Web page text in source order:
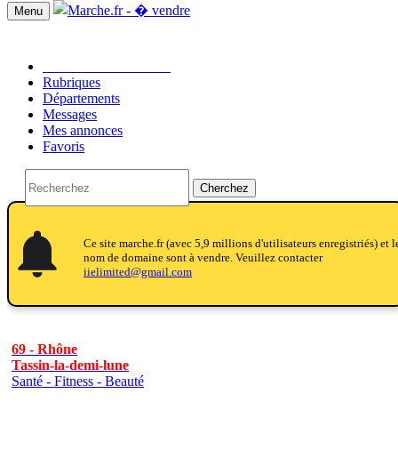
Menu
Rubriques
Départements
Messages
Mes annonces
Favoris
Cherchez
notifications
notifications
Ce site marche.fr (avec 5,9 millions d'utilisateurs enregistriés) et
nom de domaine sont à vendre. Veuillez contacter
iielimited@gmail.com
69 - Rhône
Tassin-la-demi-lune
Santé - Fitness - Beauté